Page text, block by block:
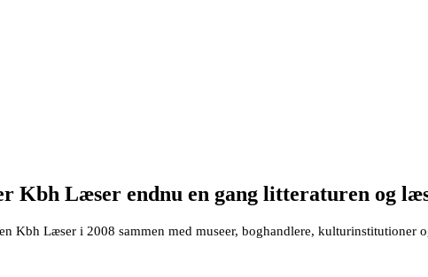
Kbh Læser endnu en gang litteraturen og
Kbh Læser i 2008 sammen med museer, boghandlere, kulturinstitutioner